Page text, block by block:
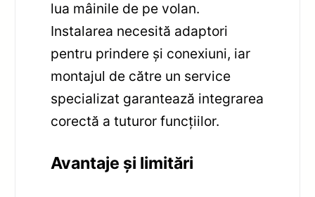
lua mâinile de pe volan.
Instalarea necesită adaptori
pentru prindere și conexiuni, iar
montajul de către un service
specializat garantează integrarea
corectă a tuturor funcțiilor.
Avantaje și limitări